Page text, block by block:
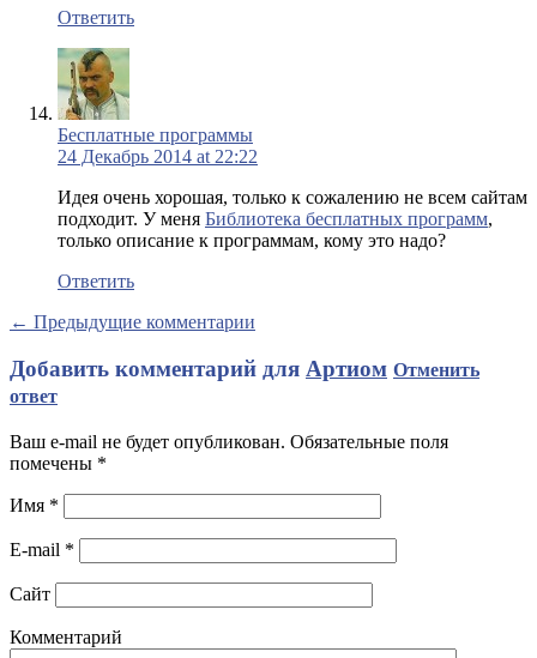
Ответить
Бесплатные программы
24 Декабрь 2014 at 22:22
Идея очень хорошая, только к сожалению не всем сайтам
подходит. У меня Библиотека бесплатных программ,
только описание к программам, кому это надо?
Ответить
← Предыдущие комментарии
Добавить комментарий для Артиом Отменить
ответ
Ваш e-mail не будет опубликован. Обязательные поля
помечены *
Имя *
E-mail *
Сайт
Комментарий